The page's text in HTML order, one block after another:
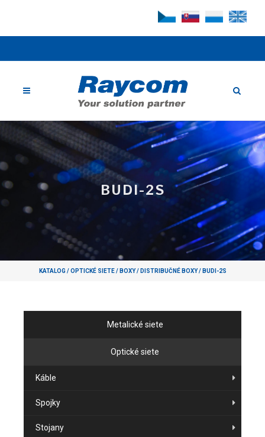
BUDI-2S
KATALOG / OPTICKÉ SIETE / BOXY / DISTRIBUČNÉ BOXY / BUDI-2S
Metalické siete
Optické siete
Káble
Spojky
Stojany